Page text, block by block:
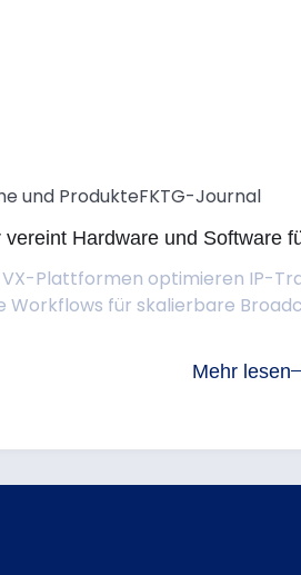
und ProdukteFKTG-Journal
vereint Hardware und Software
Plattformen optimieren IP-
für skalierbare
Mehr lesen